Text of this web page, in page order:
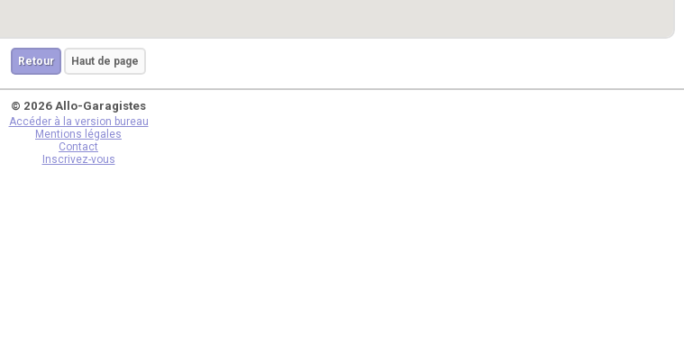
Retour Haut de page
© 2026 Allo-Garagistes
Accéder à la version bureau
Mentions légales
Contact
Inscrivez-vous